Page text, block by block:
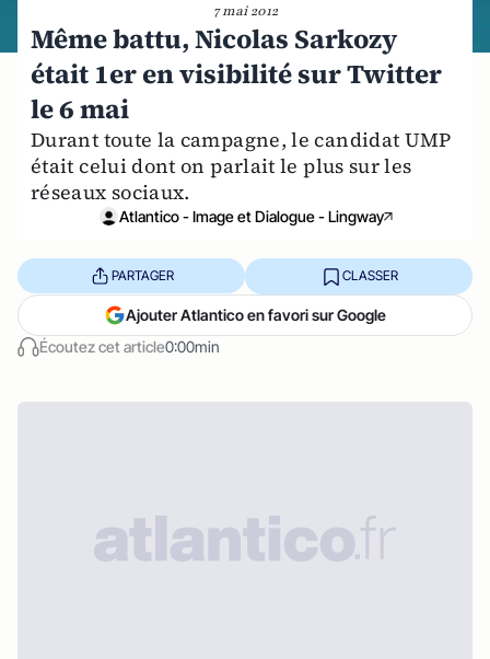
7 mai 2012
Même battu, Nicolas Sarkozy
était 1er en visibilité sur Twitter
le 6 mai
Durant toute la campagne, le candidat UMP
était celui dont on parlait le plus sur les
réseaux sociaux.
Atlantico - Image et Dialogue - Lingway
Écoutez cet article0:00min
PARTAGER CLASSER
Ajouter Atlantico en favori sur Google